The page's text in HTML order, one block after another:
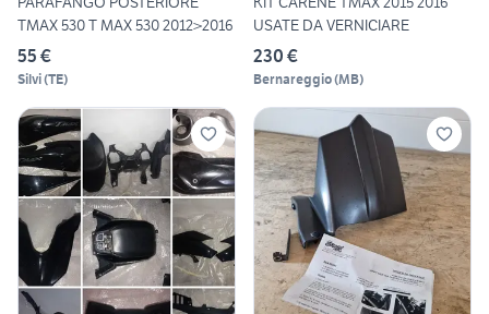
TMAX 530 T MAX 530 2012>2016
55 €
Silvi(TE)
USATE DA VERNICIARE
230 €
Bernareggio(MB)